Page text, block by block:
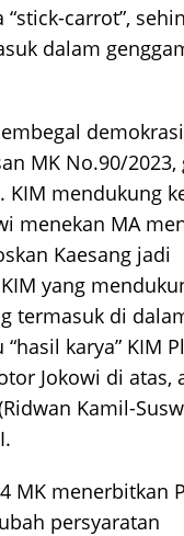
carrot”,
dalam
MK No.90/2023,
mendukung
menekan MA
Kaesang jadi
yang
termasuk di
karya” KIM
Jokowi di atas,
Kamil-
MK menerbitkan
persyaratan